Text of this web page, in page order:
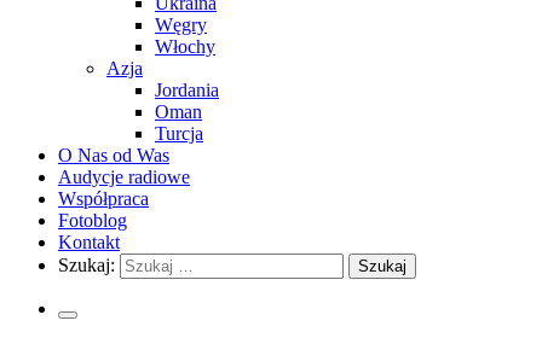
Węgry
Włochy
Azja
Jordania
Oman
Turcja
O Nas od Was
Audycje radiowe
Współpraca
Fotoblog
Kontakt
Szukaj: